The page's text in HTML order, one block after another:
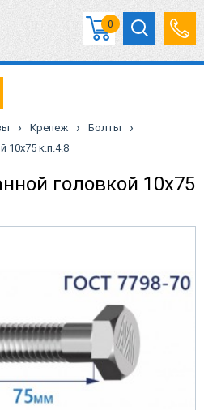
0
› Крепеж › Болты ›
10х75 к.п.4.8
головкой 10х75